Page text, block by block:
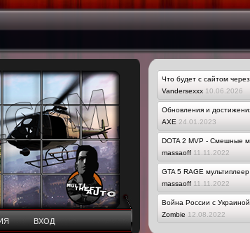
ВХОД
Что будет с сайтом
Vandersexxx 10.06.2026
Обновления и
AXE 24.01.2023
DOTA 2 MVP - Смешные
massaoff 11.11.2022
GTA 5 RAGE мультиплеер
massaoff 11.11.2022
Война России с
Zombie 12.08.2022